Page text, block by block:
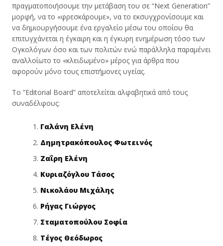
πραγματοποιήσουμε την μετάβαση του σε “Next Generation”
μορφή, να το «φρεσκάρουμε», να το εκσυγχρονίσουμε και
να δημιουργήσουμε ένα εργαλείο μέσω του οποίου θα
επιτυγχάνεται η έγκαιρη και η έγκυρη ενημέρωση τόσο των
Ογκολόγων όσο και των πολιτών ενώ παράλληλα παραμένει
αναλλοίωτο το «κλειδωμένο» μέρος για άρθρα που
αφορούν μόνο τους επιστήμονες υγείας.
Το “Editorial Board” αποτελείται αλφαβητικά από τους
συναδέλφους:
Γαλάνη Ελένη
Δημητρακόπουλος Φωτεινός
Ζαΐρη Ελένη
Κυριαζόγλου Τάσος
Νικολάου Μιχάλης
Ρήγας Γιώργος
Σταματοπούλου Σοφία
Τέγος Θεόδωρος